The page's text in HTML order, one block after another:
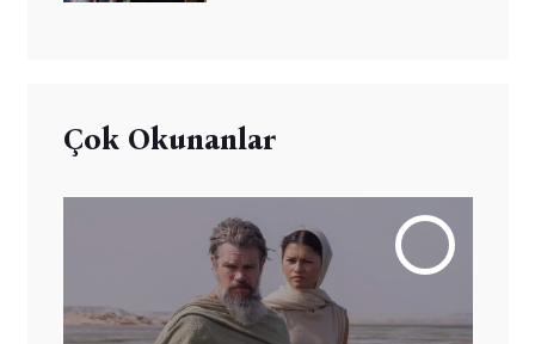
Çok Okunanlar